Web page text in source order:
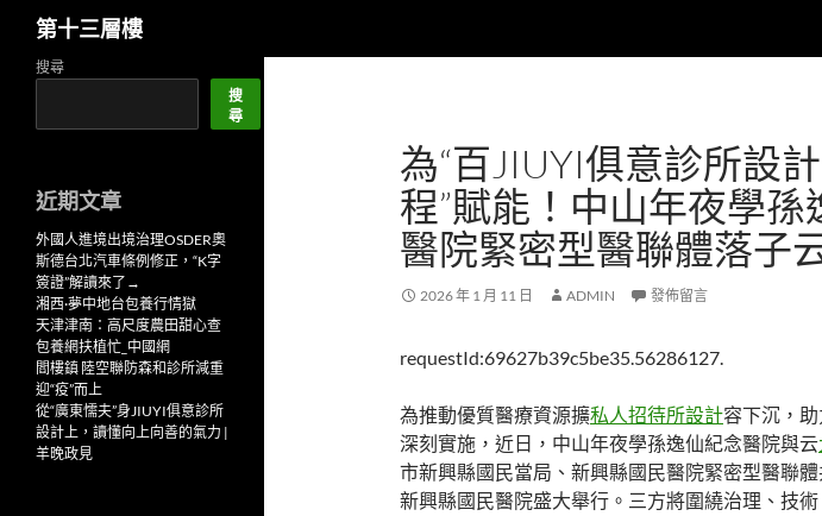
第十三層樓
為“百JIUYI俱意診所設
程”賦能！中山年夜學孫
醫院緊密型醫聯體落子
2026 年 1 月 11 日 ADMIN 發佈留言
requestId:69627b39c5be35.56286127.
為推動優質醫療資源擴私人招待所設計容下沉，助
深刻實施，近日，中山年夜學孫逸仙紀念醫院與云
市新興縣國民當局、新興縣國民醫院緊密型醫聯
新興縣國民醫院盛大舉行。三方將圍繞治理、技
搜尋
搜
尋
近期文章
外國人進境出境治理OSDER奧
斯德台北汽車條例修正，“K字
簽證”解讀來了→
湘西·夢中地台包養行情獄
天津津南：高尺度農田甜心查
包養網扶植忙_中國網
閻樓鎮 陸空聯防森和診所減重
迎“疫”而上
從“廣東懦夫”身JIUYI俱意診所
設計上，讀懂向上向善的氣力 |
羊晚政見